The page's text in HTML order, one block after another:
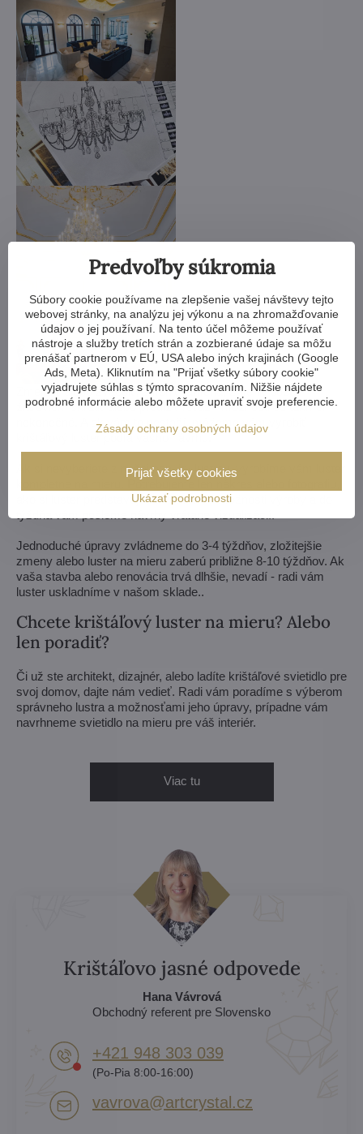
Zmenšiť alebo zväčšiť, zmeniť ramená, zmeniť počet
žiaroviek, skrátiť alebo predĺžiť reťaz - možnosti sú takmer
nekonečné. A ak vám to nestačí, môžeme vám vyrobiť
krištáľový luster podľa vášho návrhu.
Ak si nevyberiete z našej ponuky lustrov, vyrobíme vám luster
kompletne na mieru. Potrebujeme len nákres alebo fotografiu,
ako si luster predstavujete. Posúdime možnosti výroby a do
Jednoduché úpravy zvládneme do 3-4 týždňov, zložitejšie
zmeny alebo luster na mieru zaberú približne 8-10 týždňov. Ak
vaša stavba alebo renovácia trvá dlhšie, nevadí - radi vám
luster uskladníme v našom sklade..
Chcete krištáľový luster na mieru? Alebo
len poradiť?
Či už ste architekt, dizajnér, alebo ladíte krištáľové svietidlo pre
svoj domov, dajte nám vedieť. Radi vám poradíme s výberom
správneho lustra a možnosťami jeho úpravy, prípadne vám
navrhneme svietidlo na mieru pre váš interiér.
Viac tu
Krištáľovo jasné odpovede
Hana Vávrová
Obchodný referent pre Slovensko
+421 948 303 039
(Po-Pia 8:00-16:00)
vavrova​@artcrystal​.cz
Predvoľby súkromia
Súbory cookie používame na zlepšenie vašej návštevy tejto
webovej stránky, na analýzu jej výkonu a na zhromažďovanie
údajov o jej používaní. Na tento účel môžeme používať
nástroje a služby tretích strán a zozbierané údaje sa môžu
prenášať partnerom v EÚ, USA alebo iných krajinách (Google
Ads, Meta). Kliknutím na "Prijať všetky súbory cookie"
vyjadrujete súhlas s týmto spracovaním. Nižšie nájdete
podrobné informácie alebo môžete upraviť svoje preferencie.
Zásady ochrany osobných údajov
Ukázať podrobnosti
Prijať všetky cookies